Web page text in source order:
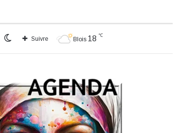
Blois 18 ℃
Suivre
Switch
Rechercher